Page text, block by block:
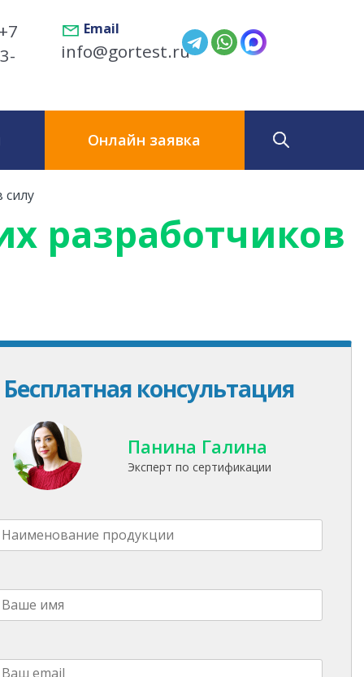
+7
Email
info@gortest.ru
Онлайн заявка
силу
разработчиков
Бесплатная консультация
Панина Галина
Эксперт по сертификации